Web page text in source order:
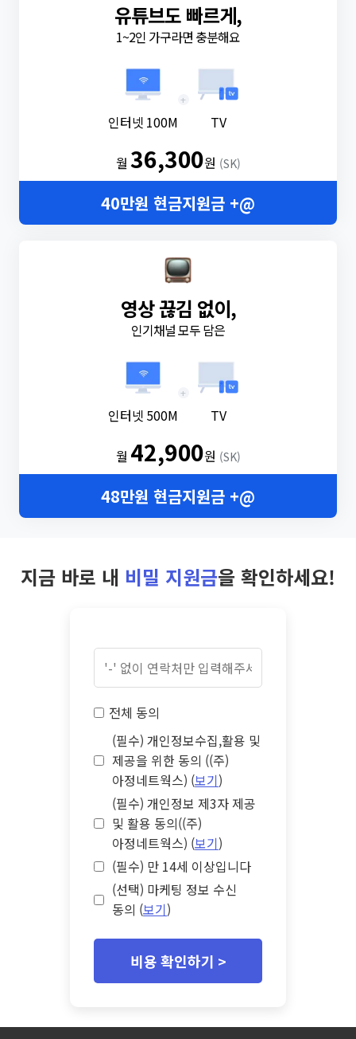
유튜브도 빠르게,
1~2인 가구라면 충분해요
인터넷 100M
+
TV
월36,300원 (SK)
40만원 현금지원금 +@
영상 끊김 없이,
인기채널 모두 담은
인터넷 500M
+
TV
월 42,900원 (SK)
48만원 현금지원금 +@
지금 바로 내 비밀 지원금을 확인하세요!
전체 동의
(필수) 개인정보수집,활용 및
제공을 위한 동의 ((주)
아정네트웍스) (보기)
(필수) 개인정보 제3자 제공
및 활용 동의((주)
아정네트웍스) (보기)
(필수) 만 14세 이상입니다
(선택) 마케팅 정보 수신
동의 (보기)
비용 확인하기 >